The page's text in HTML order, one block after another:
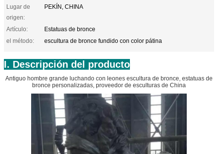
Lugar de
origen:
PEKÍN, CHINA
Artículo:
Estatuas de bronce
el método:
escultura de bronce fundido con color pátina
I. Descripción del producto
Antiguo hombre grande luchando con leones escultura de bronce, estatuas de
bronce personalizadas, proveedor de esculturas de China